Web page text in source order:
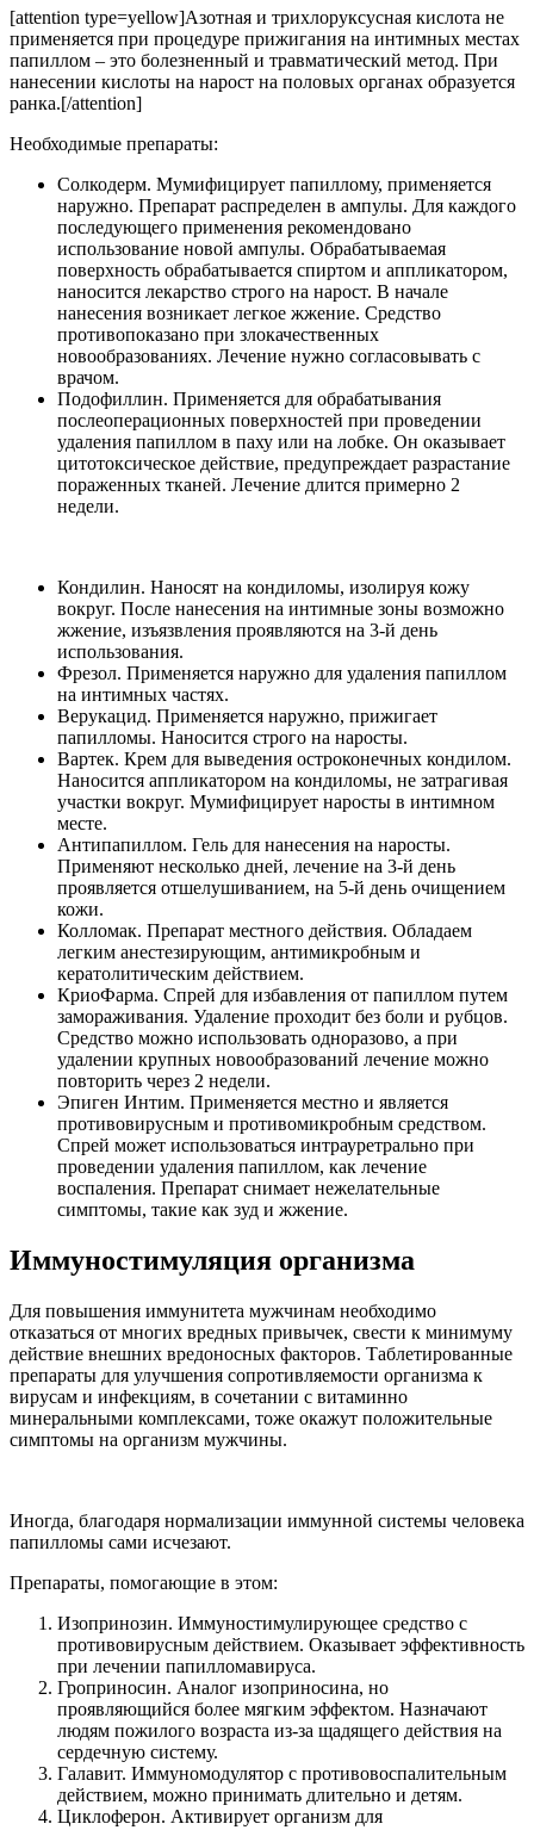
[attention type=yellow]Азотная и трихлоруксусная кислота не
применяется при процедуре прижигания на интимных местах
папиллом – это болезненный и травматический метод. При
нанесении кислоты на нарост на половых органах образуется
ранка.[/attention]
Необходимые препараты:
Солкодерм. Мумифицирует папиллому, применяется
наружно. Препарат распределен в ампулы. Для каждого
последующего применения рекомендовано
использование новой ампулы. Обрабатываемая
поверхность обрабатывается спиртом и аппликатором,
наносится лекарство строго на нарост. В начале
нанесения возникает легкое жжение. Средство
противопоказано при злокачественных
новообразованиях. Лечение нужно согласовывать с
врачом.
Подофиллин. Применяется для обрабатывания
послеоперационных поверхностей при проведении
удаления папиллом в паху или на лобке. Он оказывает
цитотоксическое действие, предупреждает разрастание
пораженных тканей. Лечение длится примерно 2
недели.
Кондилин. Наносят на кондиломы, изолируя кожу
вокруг. После нанесения на интимные зоны возможно
жжение, изъязвления проявляются на 3-й день
использования.
Фрезол. Применяется наружно для удаления папиллом
на интимных частях.
Верукацид. Применяется наружно, прижигает
папилломы. Наносится строго на наросты.
Вартек. Крем для выведения остроконечных кондилом.
Наносится аппликатором на кондиломы, не затрагивая
участки вокруг. Мумифицирует наросты в интимном
месте.
Антипапиллом. Гель для нанесения на наросты.
Применяют несколько дней, лечение на 3-й день
проявляется отшелушиванием, на 5-й день очищением
кожи.
Колломак. Препарат местного действия. Обладаем
легким анестезирующим, антимикробным и
кератолитическим действием.
КриоФарма. Спрей для избавления от папиллом путем
замораживания. Удаление проходит без боли и рубцов.
Средство можно использовать одноразово, а при
удалении крупных новообразований лечение можно
повторить через 2 недели.
Эпиген Интим. Применяется местно и является
противовирусным и противомикробным средством.
Спрей может использоваться интрауретрально при
проведении удаления папиллом, как лечение
воспаления. Препарат снимает нежелательные
симптомы, такие как зуд и жжение.
Иммуностимуляция организма
Для повышения иммунитета мужчинам необходимо
отказаться от многих вредных привычек, свести к минимуму
действие внешних вредоносных факторов. Таблетированные
препараты для улучшения сопротивляемости организма к
вирусам и инфекциям, в сочетании с витаминно
минеральными комплексами, тоже окажут положительные
симптомы на организм мужчины.
Иногда, благодаря нормализации иммунной системы человека
папилломы сами исчезают.
Препараты, помогающие в этом:
Изопринозин. Иммуностимулирующее средство с
противовирусным действием. Оказывает эффективность
при лечении папилломавируса.
Гроприносин. Аналог изоприносина, но
проявляющийся более мягким эффектом. Назначают
людям пожилого возраста из-за щадящего действия на
сердечную систему.
Галавит. Иммуномодулятор с противовоспалительным
действием, можно принимать длительно и детям.
Циклоферон. Активирует организм для